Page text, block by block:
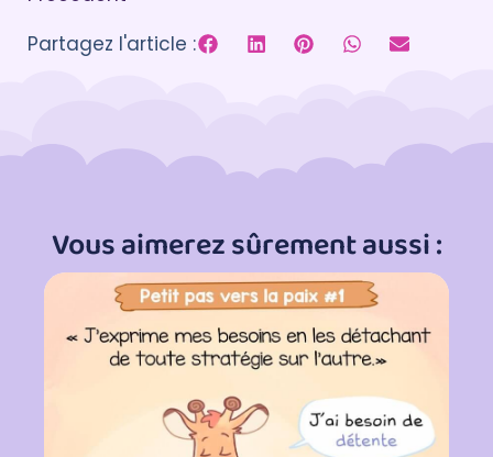
Partagez l'article :
Vous aimerez sûrement aussi :